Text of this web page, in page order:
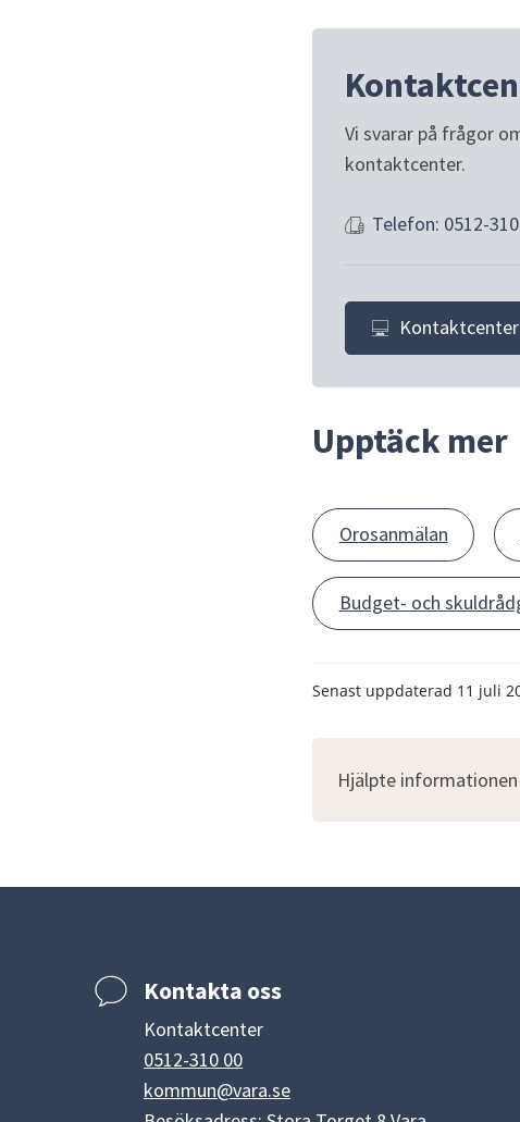
Vi svarar på frågor
kontaktcenter.
Telefon: 0512-
Kontaktcenter
Upptäck mer
Orosanmälan
Budget- och
Senast uppdaterad 11 juli
Hjälpte informationen
Kontakta oss
Kontaktcenter
0512-310 00
kommun@vara.se